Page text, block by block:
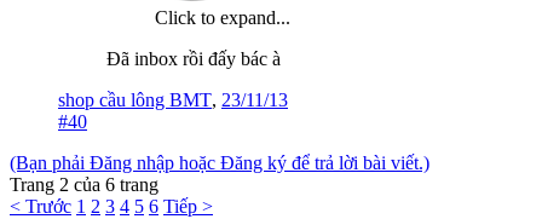
Click to expand...
Đã inbox rồi đấy bác à
shop cầu lông BMT, 23/11/13
#40
(Bạn phải Đăng nhập hoặc Đăng ký để trả lời bài viết.)
Trang 2 của 6 trang
< Trước 1 2 3 4 5 6 Tiếp >